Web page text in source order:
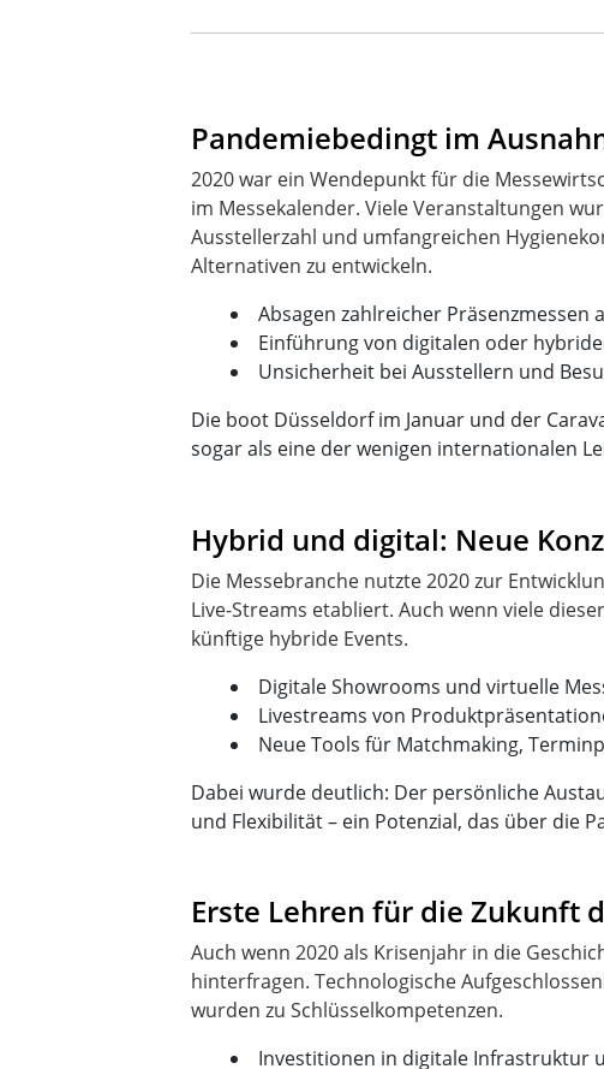
Pandemiebedingt im
2020 war ein Wendepunkt für die
im Messekalender. Viele Veranstaltungen
Ausstellerzahl und umfangreichen
Absagen zahlreicher Präsenzmessen
Einführung von digitalen oder
Unsicherheit bei Ausstellern und
Die boot Düsseldorf im Januar und der
sogar als eine der wenigen internationalen
Hybrid und digital: Neue
Die Messebranche nutzte 2020 zur
Live-Streams etabliert. Auch wenn viele
Digitale Showrooms und virtuelle
Livestreams von
Neue Tools für Matchmaking,
Dabei wurde deutlich: Der persönliche
und Flexibilität – ein Potenzial, das über die
Erste Lehren für die Zukunft
Auch wenn 2020 als Krisenjahr in die
hinterfragen. Technologische
Investitionen in digitale Infrastruktur